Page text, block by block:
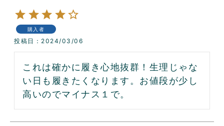
購入者
投稿日 2024/03/06
これは確かに履き心地抜群！生理じゃな
い日も履きたくなります。お値段が少し
高いのでマイナス１で。